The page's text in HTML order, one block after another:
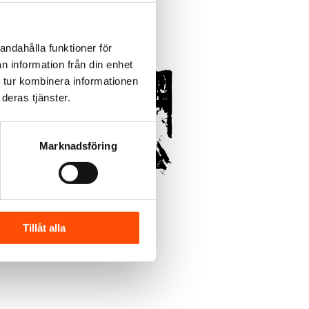
funktioner för
information från din enhet
kombinera informationen
tjänster.
Marknadsföring
Tillåt alla